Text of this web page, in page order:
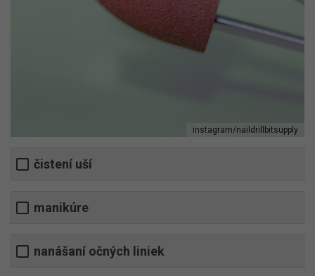
instagram/naildrillbitsupply
čistení uší
manikúre
nanášaní očných liniek